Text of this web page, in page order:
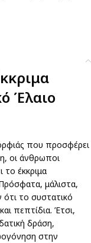
Έλαιο
που προσφέρει
οι άνθρωποι
το έκκριμα
μάλιστα,
ότι το συστατικό
πεπτίδια. Έτσι,
δράση,
στην